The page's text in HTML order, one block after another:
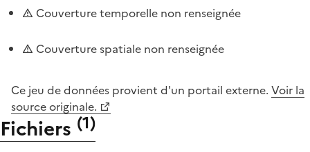
Couverture temporelle non renseignée
Couverture spatiale non renseignée
Ce jeu de données provient d'un portail externe. Voir la
source originale.
Fichiers (1)